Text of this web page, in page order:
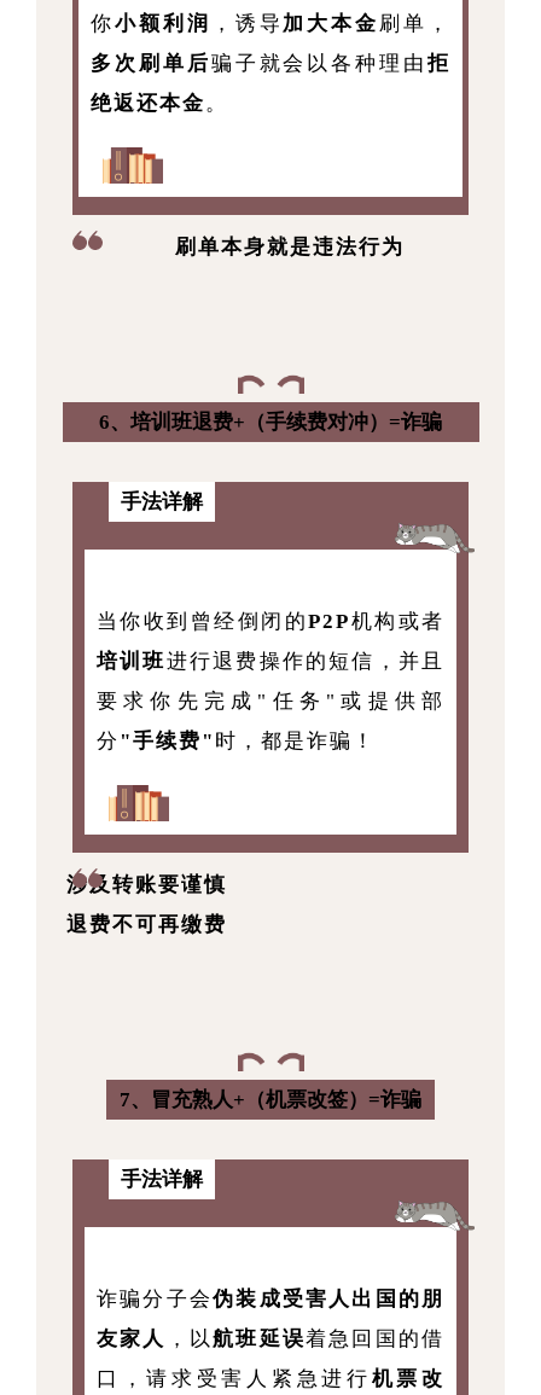
你小额利润 ，诱导 加大本金 刷单，
多次刷单后骗子就会以各种理由拒
绝返还本金 。
刷单本身就是违法行为
6、培训班退费+（手续费对冲）=诈骗
手法详解
当你收到曾经倒闭的P2P机构或者
培训班进行退费操作的短信，并且
要求你先完成"任务"或提供部
分 "手续费" 时，都是诈骗！
涉及转账要谨慎
退费不可再缴费
7、冒充熟人+（机票改签）=诈骗
手法详解
诈骗分子会伪装成受害人出国的朋
友家人 ，以航班延误着急回国的借
口，请求受害人紧急进行 机票改